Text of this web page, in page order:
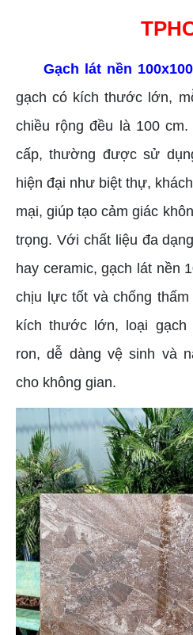
Gạch lát nền
gạch có kích thước lớn,
chiều rộng đều là 100
cấp, thường được sử
hiện đại như biệt thự,
mại, giúp tạo cảm giác
trọng. Với chất liệu đa
hay ceramic, gạch lát nền
chịu lực tốt và chống
kích thước lớn, loại gạch
ron, dễ dàng vệ sinh và
cho không gian.